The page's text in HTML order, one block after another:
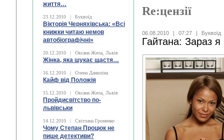
життя…
23.12.2010 | Буквоїд
Вікторія Черняхівська: «Всі
книжки читаю немов
автобіографічні»
20.12.2010 | Оксана Жила, Львів
Жінка, яка шукає щастя…
16.12.2010 | Олена Даниліна
Кайф від Положія
15.12.2010 | Оксана Жила, Львів
Пройдисвітство по-
львівськи
14.12.2010 | Світлана Громенко
Чому Степан Процюк не
пише детективи?
Re:цензії
06.08.2010 | 07:27 | Буквоїд
Гайтана: Зараз я